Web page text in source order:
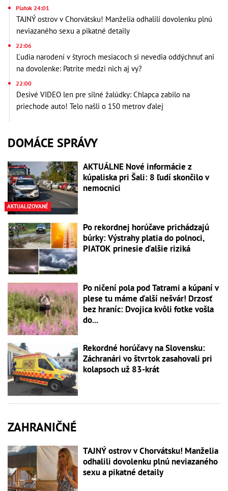
Piatok 24:01
TAJNÝ ostrov v Chorvátsku! Manželia odhalili dovolenku plnú
neviazaného sexu a pikatné detaily
22:06
Ľudia narodení v štyroch mesiacoch si nevedia oddýchnuť ani
na dovolenke: Patríte medzi nich aj vy?
22:00
Desivé VIDEO len pre silné žalúdky: Chlapca zabilo na
priechode auto! Telo našli o 150 metrov ďalej
DOMÁCE SPRÁVY
AKTUALIZOVANÉ
AKTUÁLNE Nové informácie z
kúpaliska pri Šali: 8 ľudí skončilo v
nemocnici
Po rekordnej horúčave prichádzajú
búrky: Výstrahy platia do polnoci,
PIATOK prinesie ďalšie riziká
Po ničení pola pod Tatrami a kúpaní v
plese tu máme ďalší nešvár! Drzosť
bez hraníc: Dvojica kvôli fotke vošla
do...
Rekordné horúčavy na Slovensku:
Záchranári vo štvrtok zasahovali pri
kolapsoch už 83-krát
ZAHRANIČNÉ
TAJNÝ ostrov v Chorvátsku! Manželia
odhalili dovolenku plnú neviazaného
sexu a pikatné detaily